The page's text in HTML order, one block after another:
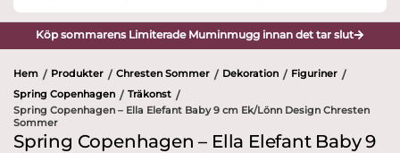
Köp sommarens Limiterade Muminmugg innan det tar slut
Hem / Produkter / Chresten Sommer / Dekoration / Figuriner /
Spring Copenhagen / Träkonst /
Spring Copenhagen – Ella Elefant Baby 9 cm Ek/Lönn Design Chresten
Sommer
Spring Copenhagen – Ella Elefant Baby 9